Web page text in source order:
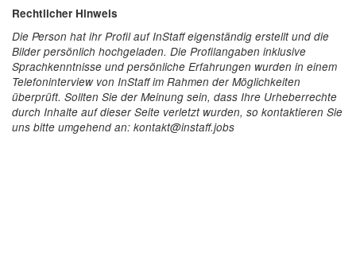
Rechtlicher Hinweis
Die Person hat ihr Profil auf InStaff eigenständig erstellt und die
Bilder persönlich hochgeladen. Die Profilangaben inklusive
Sprachkenntnisse und persönliche Erfahrungen wurden in einem
Telefoninterview von InStaff im Rahmen der Möglichkeiten
überprüft. Sollten Sie der Meinung sein, dass Ihre Urheberrechte
durch Inhalte auf dieser Seite verletzt wurden, so kontaktieren Sie
uns bitte umgehend an: kontakt@instaff.jobs